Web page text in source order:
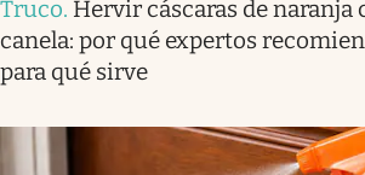
Truco. Hervir cáscaras de naranja
canela: por qué expertos
para qué sirve